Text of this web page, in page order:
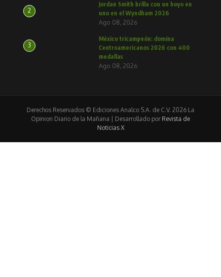
2
Jordan Smith brilla con un hoyo en
uno en el Wyndham 2026
Ago 08, 2026
3
México tricampeón: domina
Centroamericanos 2026 con 400
medallas
Ago 08, 2026
Derechos Reservados © Ediciones Analco S.A. de C.V. 2026 La
Opinion Diario de la Mañana | Desarrollado por Revista de
Noticias X